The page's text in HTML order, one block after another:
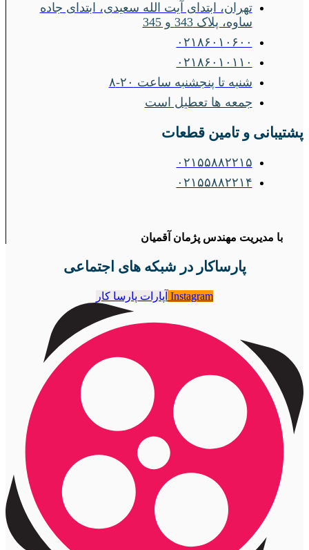
تهران، ابتدای آیت الله سعیدی، ابتدای جاده
ساوه، پلاک 343 و 345
۰۲۱۸۶۰۱۰۶۰۰
۰۲۱۸۶۰۱۰۱۱۰
شنبه تا پنجشنبه ساعت ۲۰-۸
جمعه ها تعطیل است
پشتیبانی و تامین قطعات
۰۲۱۵۵۸۸۲۲۱۵
۰۲۱۵۵۸۸۲۲۱۴
با مدیریت مهندس پژمان آقمیان
پارساکار در شبکه های اجتماعی
Instagram آپارات پارسا کار